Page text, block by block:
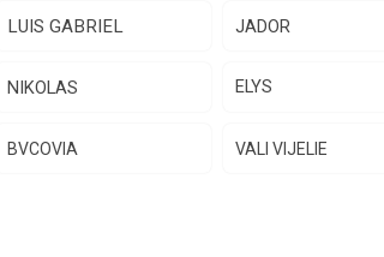
LUIS GABRIEL JADOR
NIKOLAS ELYS
BVCOVIA VALI VIJELIE